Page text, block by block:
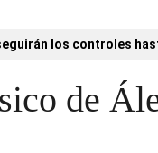
los controles
de